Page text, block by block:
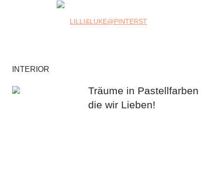
LILLI&LUKE@PINTERST
INTERIOR
Träume in Pastellfarben
die wir Lieben!